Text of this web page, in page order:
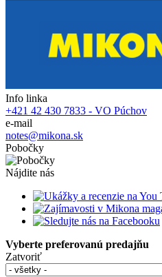
Info linka
+421 42 430 7833 - VO Púchov
e-mail
notes@mikona.sk
Pobočky
Nájdite nás
Vyberte preferovanú predajňu
Zatvoriť